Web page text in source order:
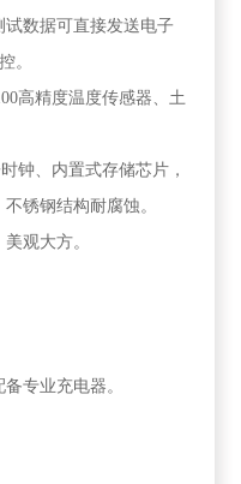
数据可直接发送电子
。
高精度温度传感器、土
钟、内置式存储芯片，
锈钢结构耐腐蚀。
观大方。
专业充电器。